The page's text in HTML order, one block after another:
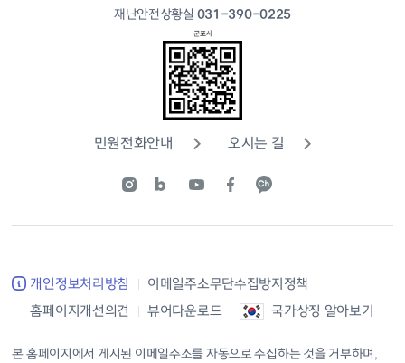
재난안전상황실 031-390-0225
민원전화안내 오시는 길
개인정보처리방침
이메일주소무단수집방지정책
홈페이지개선의견
뷰어다운로드 국가상징 알아보기
본 홈페이지에서 게시된 이메일주소를 자동으로 수집하는 것을 거부하며,